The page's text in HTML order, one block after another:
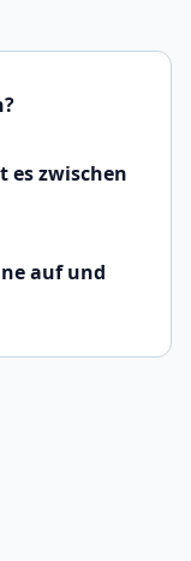
es zwischen
auf und